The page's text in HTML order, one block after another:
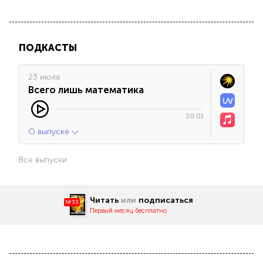
ПОДКАСТЫ
23 июля
Всего лишь математика
38:01
О выпуске
Все выпуски
№33 Читать или подписаться
Первый месяц бесплатно